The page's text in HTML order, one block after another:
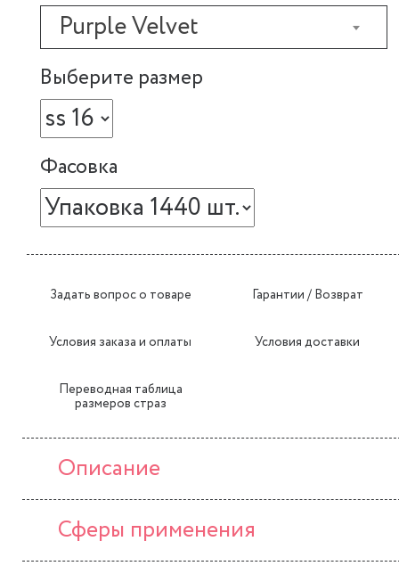
Purple Velvet
Выберите размер
Фасовка
Задать вопрос о товаре Гарантии / Возврат
Условия заказа и оплаты Условия доставки
Переводная таблица
размеров страз
Описание
Сферы применения